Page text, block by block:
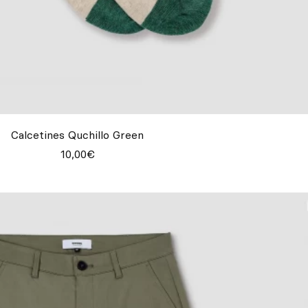
Calcetines Quchillo Green
10,00€